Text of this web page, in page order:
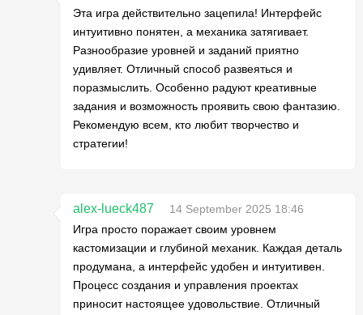
Эта игра действительно зацепила! Интерфейс
интуитивно понятен, а механика затягивает.
Разнообразие уровней и заданий приятно
удивляет. Отличный способ развеяться и
поразмыслить. Особенно радуют креативные
задания и возможность проявить свою фантазию.
Рекомендую всем, кто любит творчество и
стратегии!
alex-lueck487
14 September 2025 18:46
Игра просто поражает своим уровнем
кастомизации и глубиной механик. Каждая деталь
продумана, а интерфейс удобен и интуитивен.
Процесс создания и управления проектах
приносит настоящее удовольствие. Отличный